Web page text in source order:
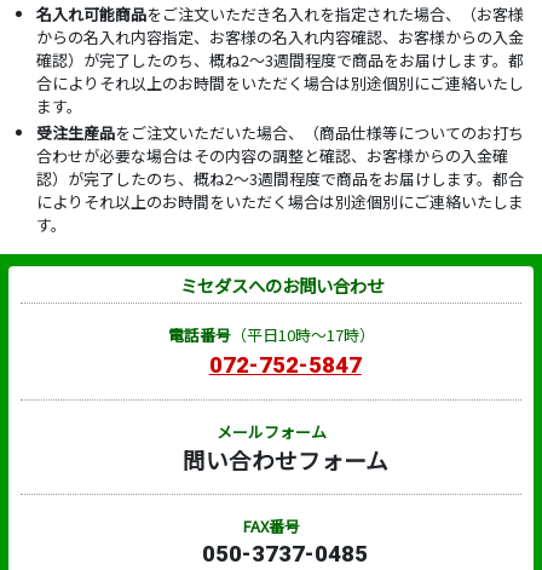
名入れ可能商品をご注文いただき名入れを指定された場合、（お客様
からの名入れ内容指定、お客様の名入れ内容確認、お客様からの入金
確認）が完了したのち、概ね2～3週間程度で商品をお届けします。都
合によりそれ以上のお時間をいただく場合は別途個別にご連絡いたし
ます。
受注生産品をご注文いただいた場合、（商品仕様等についてのお打ち
合わせが必要な場合はその内容の調整と確認、お客様からの入金確
認）が完了したのち、概ね2～3週間程度で商品をお届けします。都合
によりそれ以上のお時間をいただく場合は別途個別にご連絡いたしま
す。
ミセダスへのお問い合わせ
電話番号（平日10時～17時）
072-752-5847
メールフォーム
問い合わせフォーム
FAX番号
050-3737-0485